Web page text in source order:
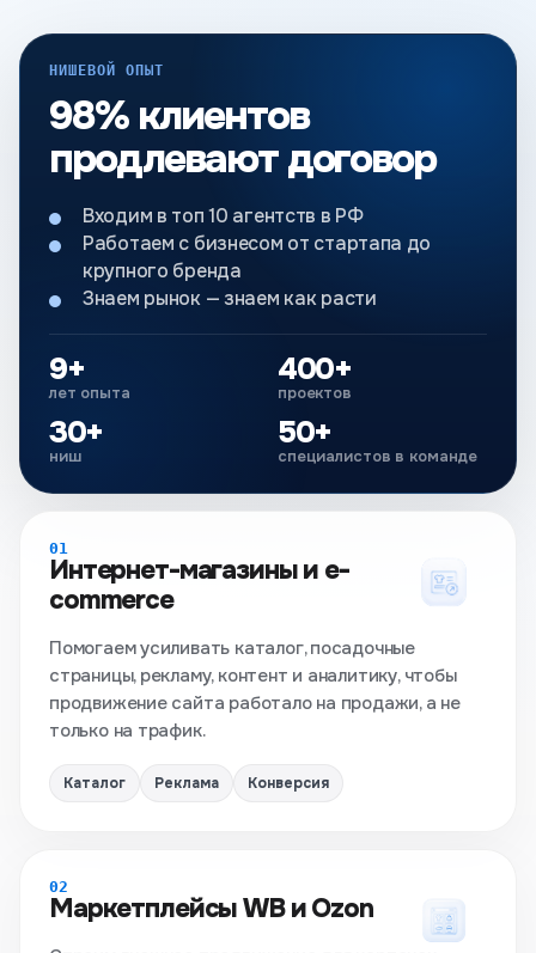
НИШЕВОЙ ОПЫТ
98% клиентов
продлевают договор
Входим в топ 10 агентств в РФ
Работаем с бизнесом от стартапа до
крупного бренда
Знаем рынок — знаем как расти
9+
лет опыта
400+
проектов
30+
ниш
50+
специалистов в команде
01
Интернет-магазины и e-
commerce
Помогаем усиливать каталог, посадочные
страницы, рекламу, контент и аналитику, чтобы
продвижение сайта работало на продажи, а не
только на трафик.
Каталог Реклама Конверсия
02
Маркетплейсы WB и Ozon